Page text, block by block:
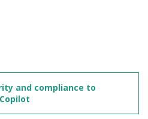
and compliance to